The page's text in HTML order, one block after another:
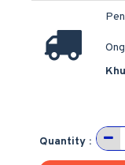
Quantity :